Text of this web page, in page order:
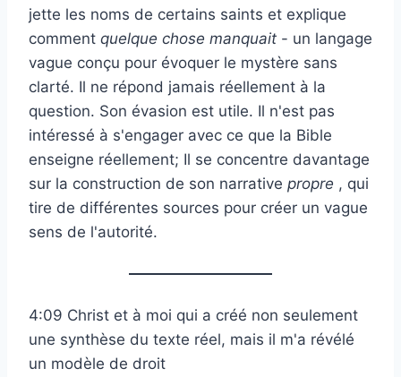
jette les noms de certains saints et explique
comment quelque chose manquait - un langage
vague conçu pour évoquer le mystère sans
clarté. Il ne répond jamais réellement à la
question. Son évasion est utile. Il n'est pas
intéressé à s'engager avec ce que la Bible
enseigne réellement; Il se concentre davantage
sur la construction de son narrative propre , qui
tire de différentes sources pour créer un vague
sens de l'autorité.
4:09 Christ et à moi qui a créé non seulement
une synthèse du texte réel, mais il m'a révélé
un modèle de droit